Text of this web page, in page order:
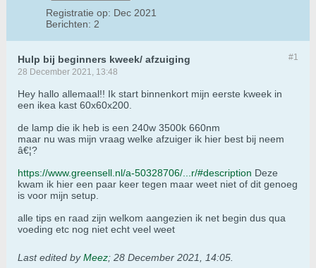
Registratie op: Dec 2021
Berichten: 2
#1
Hulp bij beginners kweek/ afzuiging
28 December 2021, 13:48
Hey hallo allemaal!! Ik start binnenkort mijn eerste kweek in
een ikea kast 60x60x200.
de lamp die ik heb is een 240w 3500k 660nm
maar nu was mijn vraag welke afzuiger ik hier best bij neem
â€¦?
https://www.greensell.nl/a-50328706/...r/#description Deze
kwam ik hier een paar keer tegen maar weet niet of dit genoeg
is voor mijn setup.
alle tips en raad zijn welkom aangezien ik net begin dus qua
voeding etc nog niet echt veel weet
Last edited byMeez; 28 December 2021, 14:05